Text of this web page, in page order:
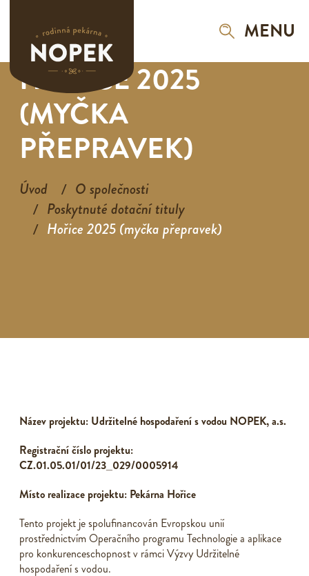
MENU
HOŘICE 2025
(MYČKA
PŘEPRAVEK)
Úvod
O společnosti
Poskytnuté dotační tituly
Hořice 2025 (myčka přepravek)
Název projektu: Udržitelné hospodaření s vodou NOPEK, a.s.
Registrační číslo projektu:
CZ.01.05.01/01/23_029/0005914
Místo realizace projektu: Pekárna Hořice
Tento projekt je spolufinancován Evropskou unií
prostřednictvím Operačního programu Technologie a aplikace
pro konkurenceschopnost v rámci Výzvy Udržitelné
hospodaření s vodou.